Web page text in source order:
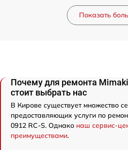
Показать
Почему для ремонта Mimaki
стоит выбрать нас
В Кирове существует множество
предоставляющих услуги по
0912 RC-S. Однако наш сервис-
преимуществами.